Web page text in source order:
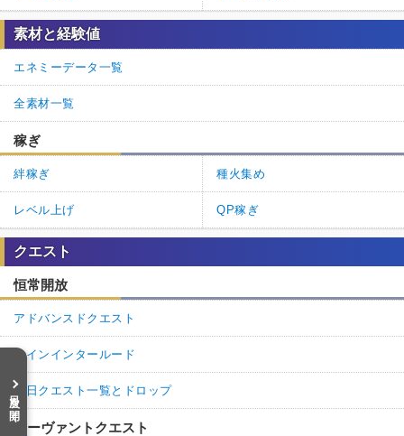
目次を開く
素材と経験値
エネミーデータ一覧
全素材一覧
稼ぎ
絆稼ぎ 種火集め
レベル上げ QP稼ぎ
クエスト
恒常開放
アドバンスドクエスト
メインインタールード
曜日クエスト一覧とドロップ
サーヴァントクエスト